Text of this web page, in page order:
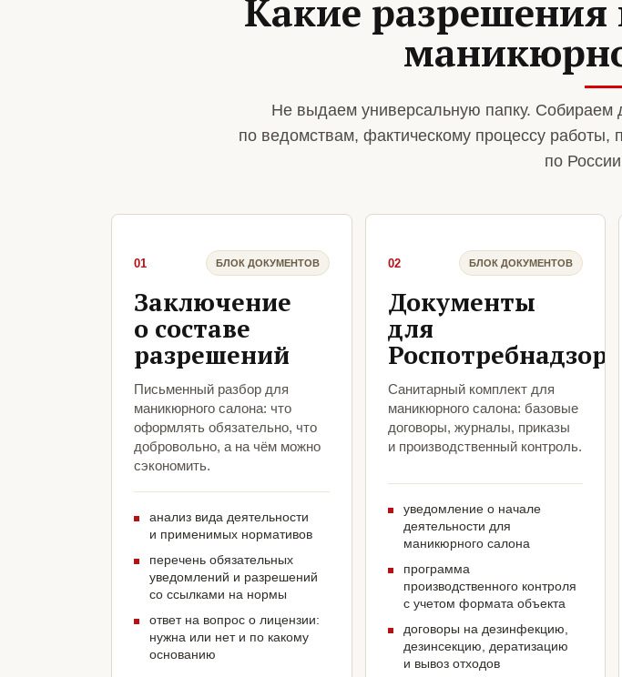
Какие
Не выдаем универсальную папку. Собираем
по ведомствам, фактическому процессу
по
01 БЛОК ДОКУМЕНТОВ
Заключение
о составе
разрешений
Письменный разбор для
маникюрного салона: что
оформлять обязательно, что
добровольно, а на чём можно
сэкономить.
анализ вида деятельности
и применимых нормативов
перечень обязательных
уведомлений и разрешений
со ссылками на нормы
ответ на вопрос о лицензии:
нужна или нет и по какому
основанию
02 БЛОК ДОКУМЕНТОВ
Документы
для
Роспотребнадзора
Санитарный комплект для
маникюрного салона: базовые
договоры, журналы, приказы
и производственный контроль.
уведомление о начале
деятельности для
маникюрного салона
программа
производственного контроля
с учетом формата объекта
договоры на дезинфекцию,
дезинсекцию, дератизацию
и вывоз отходов